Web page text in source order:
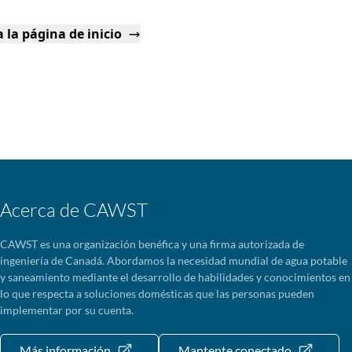
la página de inicio
Acerca de CAWST
CAWST es una organización benéfica y una firma autorizada de
ingeniería de Canadá. Abordamos la necesidad mundial de agua potable
y saneamiento mediante el desarrollo de habilidades y conocimientos en
lo que respecta a soluciones domésticas que las personas pueden
implementar por su cuenta.